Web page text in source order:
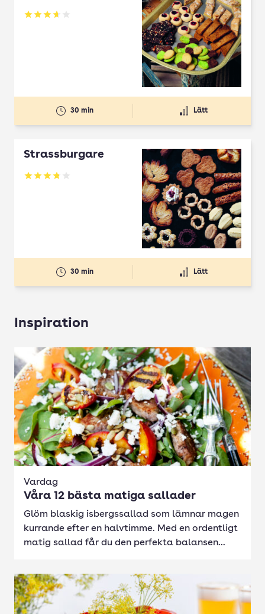
Betyg: 3.65 av 5
30 min Lätt
Strassburgare
Betyg: 3.78 av 5
30 min Lätt
Inspiration
Vardag
Våra 12 bästa matiga sallader
Glöm blaskig isbergssallad som lämnar magen
kurrande efter en halvtimme. Med en ordentligt
matig sallad får du den perfekta balansen...